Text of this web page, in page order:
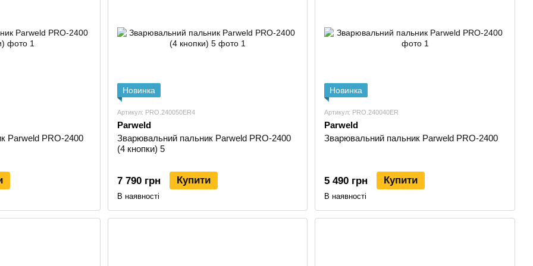
струм, товщину металу й тип різу. Правильний підбір витратників допомагає отримати стабільнішу дугу, рівний різ
і нормальний строк служби обладнання.
Зварювальні апарати Parweld
В асортименті Parweld є зварювальні апарати для MIG, TIG, MMA-зварювання та плазмового різання. Це
обладнання для різних рівнів навантаження: від завдань у майстерні до регулярної роботи на виробничій ділянці.
Апарати підбираються за типом зварювання, робочим струмом, напругою живлення, товщиною металу та
MIG/MAG апарати використовують для напівавтоматичного зварювання дротом, TIG-апарати — для акуратного
аргонодугового зварювання, MMA-інвертори — для ручного зварювання покритим електродом, а плазморізи —
для різання металу. Залежно від моделі обладнання може бути орієнтоване на ремонтні завдання, сервіс, монтаж
Parweld PRO-2400
Новинка
Артикул: PRO.240050ER4
Parweld
Зварювальний пальник Parweld PRO-2400
(4 кнопки) 5
7 790 грн Купити
В наявності
Новинка
Артикул: PRO.240040ER
Parweld
Зварювальний пальник Parweld PRO-2400
5 490 грн Купити
В наявності